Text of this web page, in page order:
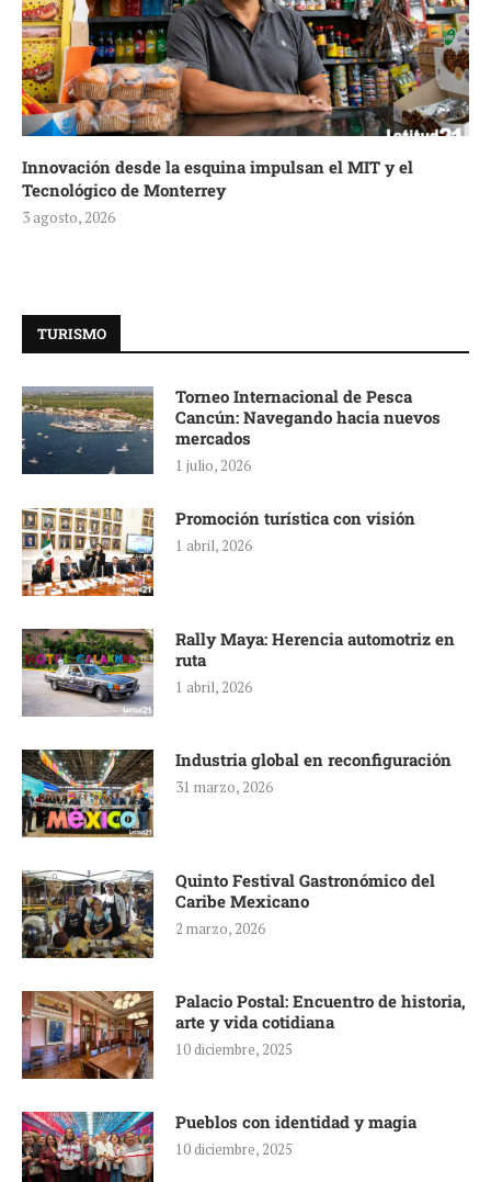
Innovación desde la esquina impulsan el MIT y el
Tecnológico de Monterrey
3 agosto, 2026
TURISMO
Torneo Internacional de Pesca
Cancún: Navegando hacia nuevos
mercados
1 julio, 2026
Promoción turística con visión
1 abril, 2026
Rally Maya: Herencia automotriz en
ruta
1 abril, 2026
Industria global en reconfiguración
31 marzo, 2026
Quinto Festival Gastronómico del
Caribe Mexicano
2 marzo, 2026
Palacio Postal: Encuentro de historia,
arte y vida cotidiana
10 diciembre, 2025
Pueblos con identidad y magia
10 diciembre, 2025